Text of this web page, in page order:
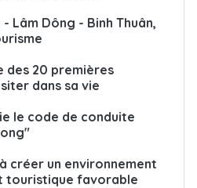
- Lâm Dông - Binh Thuân,
des 20 premières
dans sa vie
le code de conduite
créer un environnement
touristique favorable